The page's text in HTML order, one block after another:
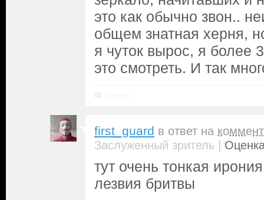
это как обычно звон..
общем знатная херня,
я чуток вырос, я более
это смотреть. И так
first_guard в ответ на
Заслуженный зритель |
тут очень тонкая
лезвия бритвы